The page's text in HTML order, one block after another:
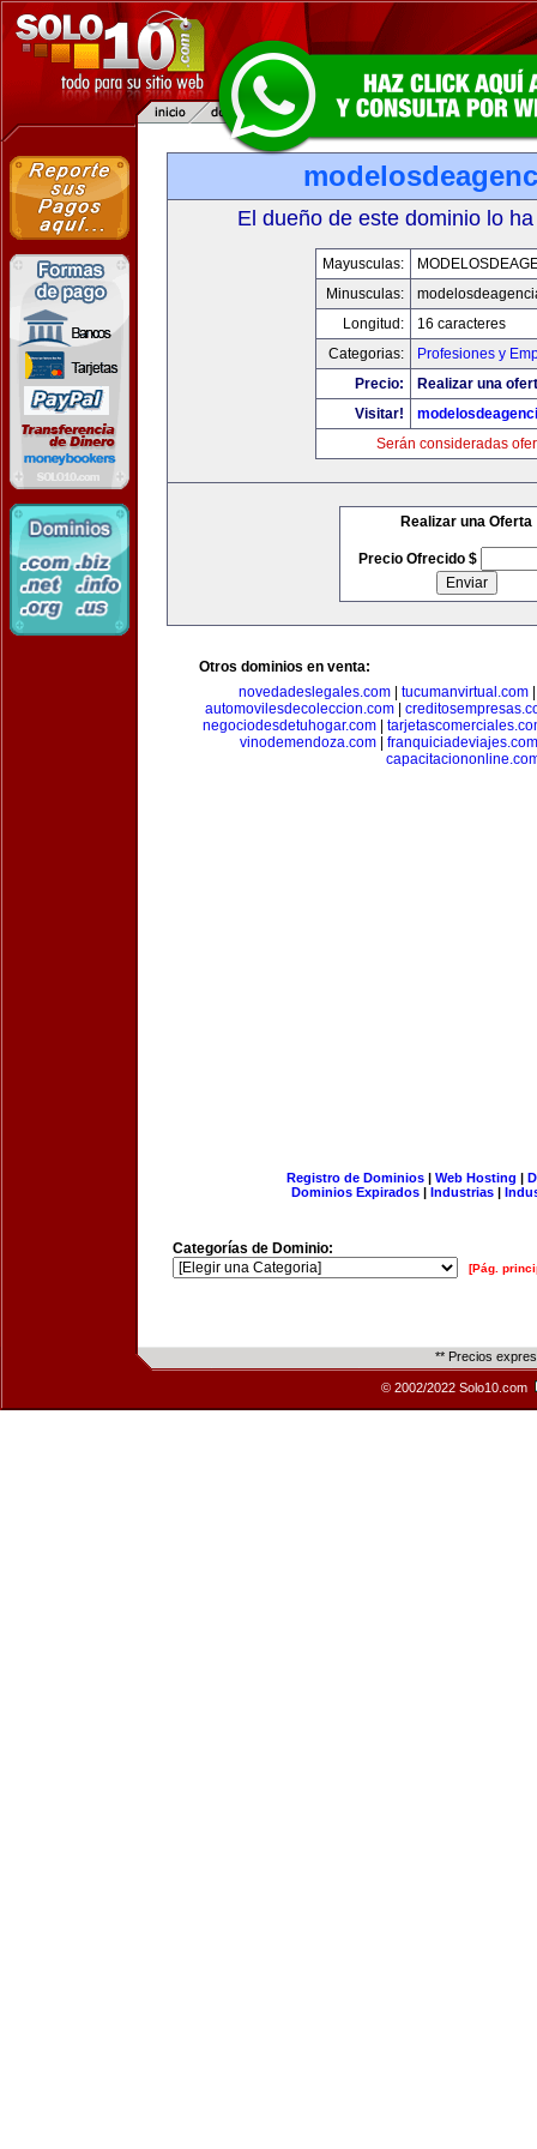
El dueño de este dominio lo
Mayusculas:
Minusculas:
Longitud:
16 caracteres
Categorias:
Profesiones y
Precio:
Realizar una
Visitar!
Serán consideradas
Realizar una Oferta
Precio Ofrecido $
Otros dominios en venta:
novedadeslegales.com
tucumanvirtual.com
automovilesdecoleccion.com
negociodesdetuhogar.com
vinodemendoza.com
franquiciadeviajes.com
Registro de Dominios| Web Hosting |
Dominios Expirados | Industrias |
Categorías de Dominio:
[Pág.
** Precios
© 2002/2022 Solo10.com